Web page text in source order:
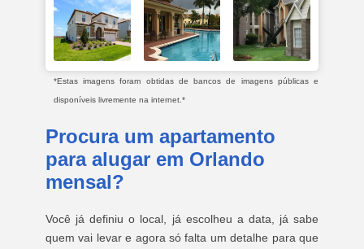
*Estas imagens foram obtidas de bancos de imagens públicas e
disponíveis livremente na internet.*
Procura um apartamento
para alugar em Orlando
mensal?
Você já definiu o local, já escolheu a data, já sabe
quem vai levar e agora só falta um detalhe para que